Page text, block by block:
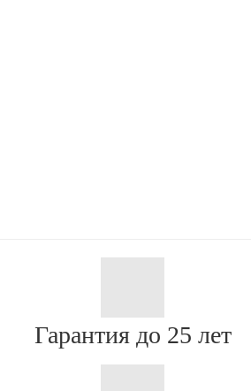
Гарантия до 25 лет